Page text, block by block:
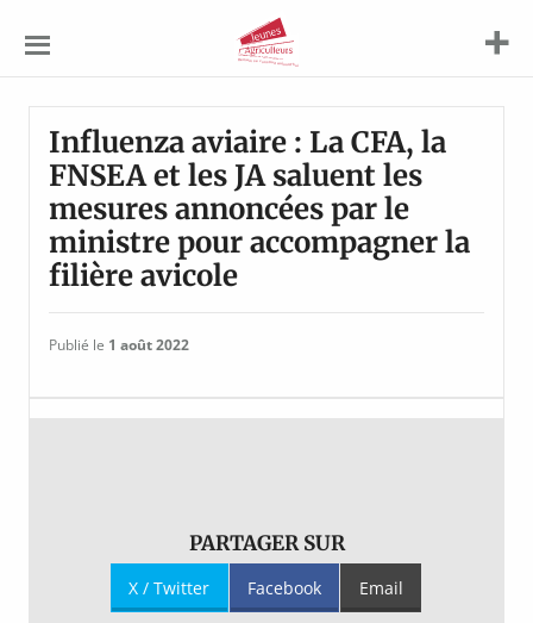
Agriculteurs
Influenza aviaire : La CFA, la
FNSEA et les JA saluent les
mesures annoncées par le
ministre pour accompagner la
filière avicole
Publié le 1 août 2022
PARTAGER SUR
X / Twitter Facebook Email